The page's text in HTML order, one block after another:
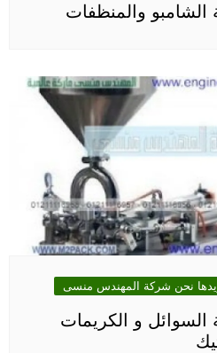
الشامبو والمنظفات
نحن شركة المهندس منسى
السوائل و الكريمات